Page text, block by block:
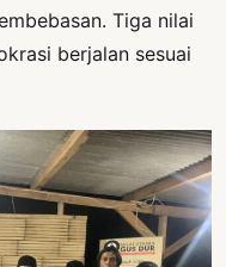
Tiga nilai
berjalan sesuai